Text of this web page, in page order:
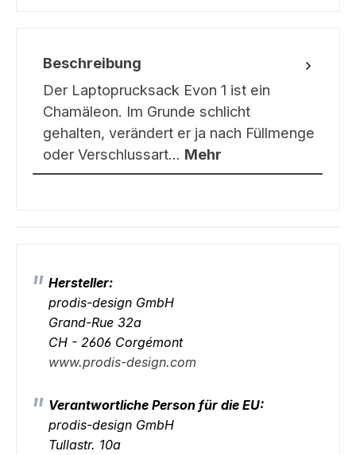
Beschreibung
Der Laptoprucksack Evon 1 ist ein
Chamäleon. Im Grunde schlicht
gehalten, verändert er ja nach Füllmenge
oder Verschlussart… Mehr
Hersteller:
prodis-design GmbH
Grand-Rue 32a
CH - 2606 Corgémont
www.prodis-design.com
Verantwortliche Person für die EU:
prodis-design GmbH
Tullastr. 10a